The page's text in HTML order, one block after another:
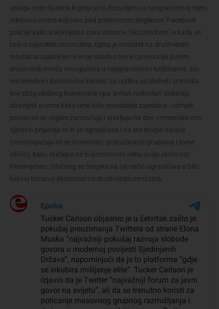
usluga onim ljudima kojima je to dozvoljeno u neograničenoj mjeri,
odnosno onima koji nisu pod prismotrom zloglasne ‘Facebook
policije’ kako kolokvijalno zovu notorne ‘fact checkere’, a kada se
radi o svjetskim moćnicima, njima je imunitet na društvenim
mrežama zajamčen te im je shodno tome i promocija putem
društvenih mreža omogućena u neograničenim količinama, što
oni nemilice i danonoćno koriste, za razliku od običnih smrtnika
koji zbog običnog komentara tipa ‘sretan rođendan’ dobivaju
obavijest o tome kako time krše standarde zajednice i odmah
potom im se objave zamračuju i stavljaju na dno vremenske crte
njihovih prijatelja te ih se ograničava i na sto drugih načina
(onemogućuju im se komentari, pridruživanje grupama i tome
slično), kako slučajno ne bi promovirali neku svoju aktivnost.
Presmiješno. Običnog se čovjeka na taj način ograničava u bilo
kakvoj korisnoj aktivnosti na društvenim mrežama.